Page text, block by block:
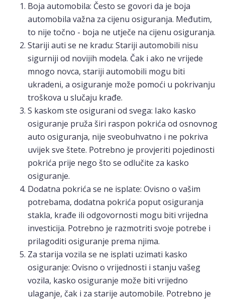
Boja automobila: Često se govori da je boja
automobila važna za cijenu osiguranja. Međutim,
to nije točno - boja ne utječe na cijenu osiguranja.
Stariji auti se ne kradu: Stariji automobili nisu
sigurniji od novijih modela. Čak i ako ne vrijede
mnogo novca, stariji automobili mogu biti
ukradeni, a osiguranje može pomoći u pokrivanju
troškova u slučaju krađe.
S kaskom ste osigurani od svega: Iako kasko
osiguranje pruža širi raspon pokrića od osnovnog
auto osiguranja, nije sveobuhvatno i ne pokriva
uvijek sve štete. Potrebno je provjeriti pojedinosti
pokrića prije nego što se odlučite za kasko
osiguranje.
Dodatna pokrića se ne isplate: Ovisno o vašim
potrebama, dodatna pokrića poput osiguranja
stakla, krađe ili odgovornosti mogu biti vrijedna
investicija. Potrebno je razmotriti svoje potrebe i
prilagoditi osiguranje prema njima.
Za starija vozila se ne isplati uzimati kasko
osiguranje: Ovisno o vrijednosti i stanju vašeg
vozila, kasko osiguranje može biti vrijedno
ulaganje, čak i za starije automobile. Potrebno je